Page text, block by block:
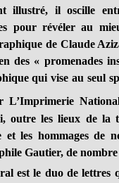
illustré, il oscille
pour révéler au
de Claude
des « promenades
qui vise au seul
L’Imprimerie
outre les lieux de la
les hommages de
Gautier, de nombre
est le duo de lettres